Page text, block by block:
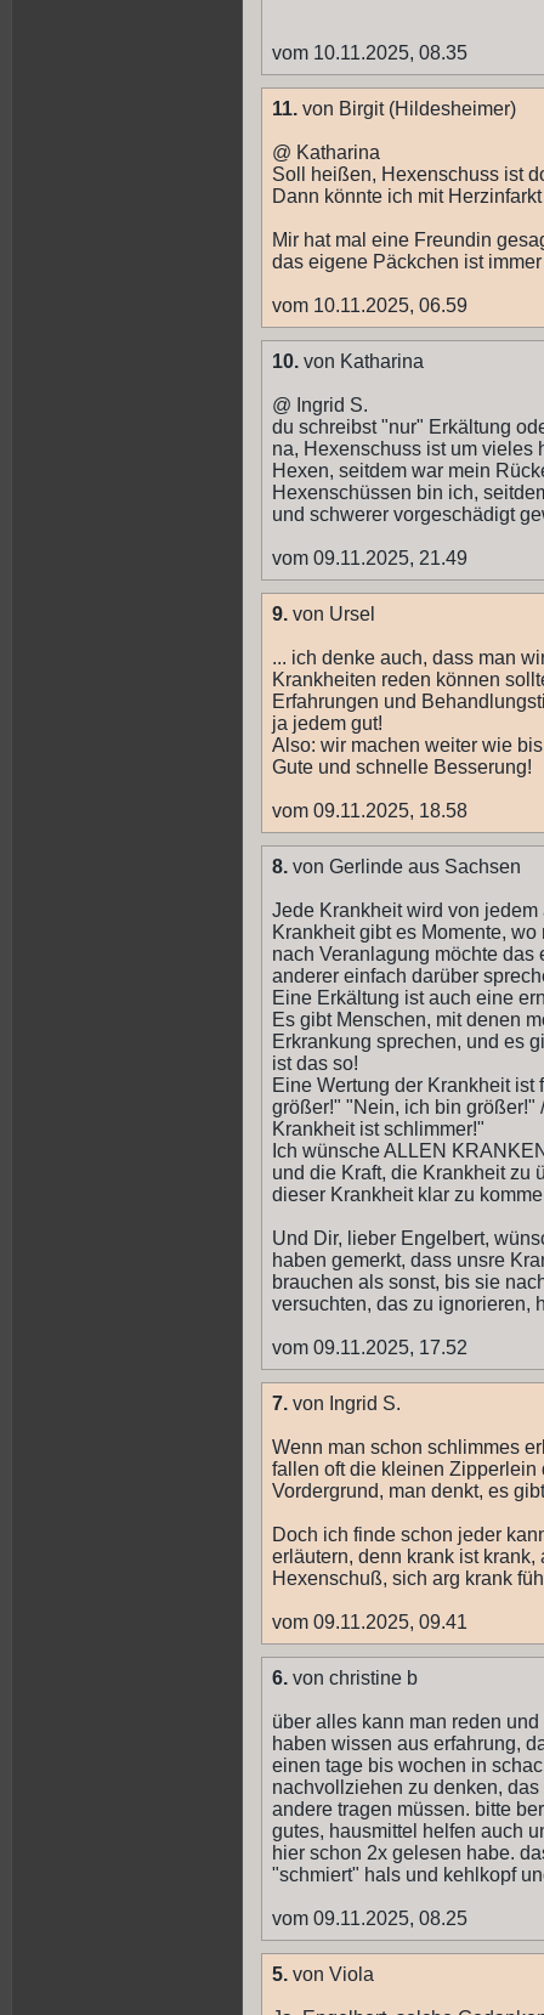
vom 10.11.2025, 08.35
11. von Birgit (Hildesheimer)
@ Katharina
Soll heißen, Hexenschuss ist
Dann könnte ich mit
Mir hat mal eine Freundin
das eigene Päckchen ist
vom 10.11.2025, 06.59
10. von Katharina
@ Ingrid S.
du schreibst "nur" Erkältung
na, Hexenschuss ist um vieles
Hexen, seitdem war mein
Hexenschüssen bin ich,
und schwerer vorgeschädigt
vom 09.11.2025, 21.49
9. von Ursel
... ich denke auch, dass man
Krankheiten reden können
Erfahrungen und
ja jedem gut!
Also: wir machen weiter wie
Gute und schnelle Besserung!
vom 09.11.2025, 18.58
8. von Gerlinde aus Sachsen
Jede Krankheit wird von
Krankheit gibt es Momente,
nach Veranlagung möchte
anderer einfach darüber
Eine Erkältung ist auch eine
Es gibt Menschen, mit denen
Erkrankung sprechen, und es
ist das so!
Eine Wertung der Krankheit
größer!" "Nein, ich bin größer!"
Krankheit ist schlimmer!"
Ich wünsche ALLEN
und die Kraft, die Krankheit zu
dieser Krankheit klar zu
Und Dir, lieber Engelbert,
haben gemerkt, dass unsre
brauchen als sonst, bis sie
versuchten, das zu ignorieren,
vom 09.11.2025, 17.52
7. von Ingrid S.
Wenn man schon schlimmes
fallen oft die kleinen Zipperlein
Vordergrund, man denkt, es
Doch ich finde schon jeder
erläutern, denn krank ist
Hexenschuß, sich arg krank
vom 09.11.2025, 09.41
6. von christine b
über alles kann man reden
haben wissen aus erfahrung,
einen tage bis wochen in
nachvollziehen zu denken,
andere tragen müssen. bitte
gutes, hausmittel helfen auch
hier schon 2x gelesen habe.
"schmiert" hals und kehlkopf
vom 09.11.2025, 08.25
5. von Viola